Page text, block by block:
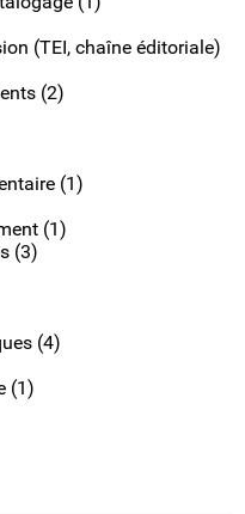
(TEI, chaîne éditoriale)
(2)
(1)
(1)
(3)
(4)
(1)